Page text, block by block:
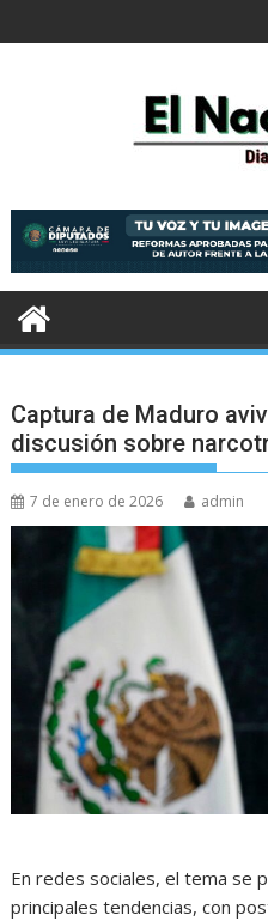
al
Captura de Maduro
discusión sobre
7 de enero de 2026 admin
En redes sociales, el tema se
principales tendencias, con